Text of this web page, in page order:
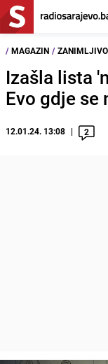
/ MAGAZIN /
Izašla lista
Evo gdje se
12.01.24. 13:08 2